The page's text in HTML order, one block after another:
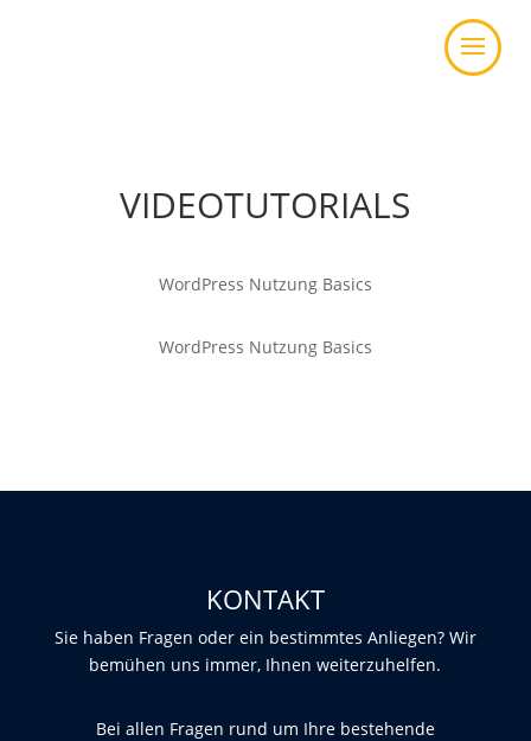
VIDEOTUTORIALS
WordPress Nutzung Basics
WordPress Nutzung Basics
KONTAKT
Sie haben Fragen oder ein bestimmtes Anliegen? Wir
bemühen uns immer, Ihnen weiterzuhelfen.
Bei allen Fragen rund um Ihre bestehende